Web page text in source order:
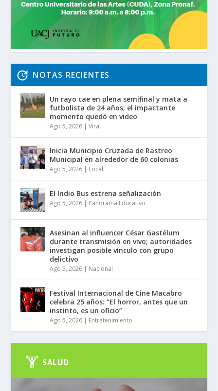
NOTAS RECIENTES
Un rayo cae en plena semifinal y mata a
futbolista de 24 años; el impactante
momento quedó en video
Ago 5, 2026 |Viral
Inicia Municipio Cruzada de Rastreo
Municipal en alrededor de 60 colonias
Ago 5, 2026 | Local
El Indio Bus estrena señalización
Ago 5, 2026 | Panorama Educativo
Asesinan al influencer César Gastélum
durante transmisión en vivo; autoridades
investigan posible vínculo con grupo
delictivo
Ago 5, 2026 | Nacional
Festival Internacional de Cine Macabro
celebra 25 años: “El horror, antes que un
instinto, es un oficio”
Ago 5, 2026 | Entretenimiento
SALUD